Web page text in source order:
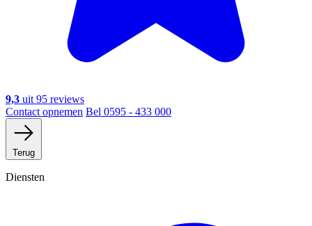
9,3 uit 95 reviews
Contact opnemen Bel 0595 - 433 000
Terug
Diensten